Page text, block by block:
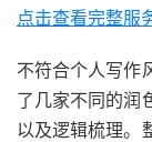
点击查看完整服
不符合个人写作
了几家不同的润
以及逻辑梳理。